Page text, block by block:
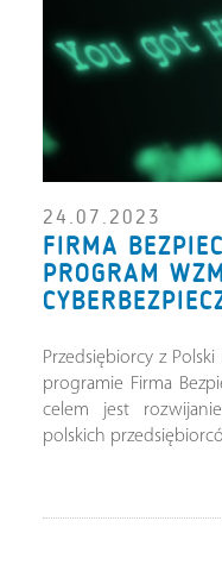
24.07.2023
FIRMA
PROGRAM
Przedsiębiorcy z
programie Firma
celem jest
polskich